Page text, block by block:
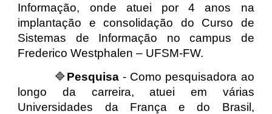
Informação, onde atuei por 4 anos na
implantação e consolidação do Curso de
Sistemas de Informação no campus de
Frederico Westphalen – UFSM-FW.
🔷Pesquisa- Como pesquisadora ao
longo da carreira, atuei em várias
Universidades da França e do Brasil,